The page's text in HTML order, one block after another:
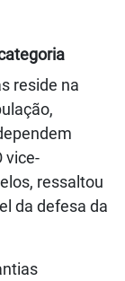
reside na
vice-
ressaltou
da defesa da